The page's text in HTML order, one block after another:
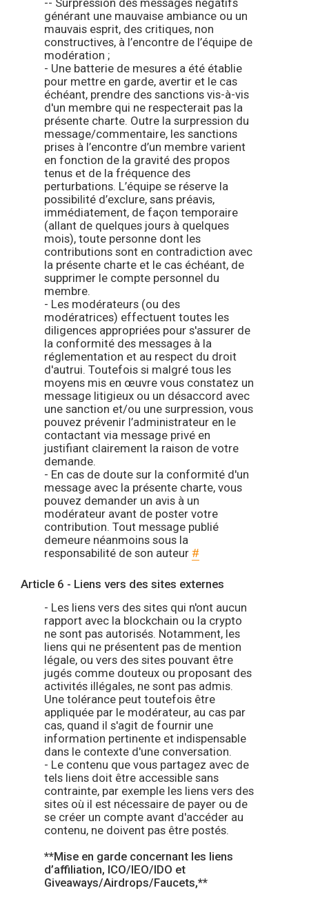
générant une mauvaise ambiance ou un
mauvais esprit, des critiques, non
constructives, à l’encontre de l’équipe de
modération ;
- Une batterie de mesures a été établie
pour mettre en garde, avertir et le cas
échéant, prendre des sanctions vis-à-vis
d'un membre qui ne respecterait pas la
présente charte. Outre la surpression du
message/commentaire, les sanctions
prises à l’encontre d’un membre varient
en fonction de la gravité des propos
tenus et de la fréquence des
perturbations. L’équipe se réserve la
possibilité d’exclure, sans préavis,
immédiatement, de façon temporaire
(allant de quelques jours à quelques
mois), toute personne dont les
contributions sont en contradiction avec
la présente charte et le cas échéant, de
supprimer le compte personnel du
membre.
- Les modérateurs (ou des
modératrices) effectuent toutes les
diligences appropriées pour s'assurer de
la conformité des messages à la
réglementation et au respect du droit
d'autrui. Toutefois si malgré tous les
moyens mis en œuvre vous constatez un
message litigieux ou un désaccord avec
une sanction et/ou une surpression, vous
pouvez prévenir l’administrateur en le
contactant via message privé en
justifiant clairement la raison de votre
demande.
- En cas de doute sur la conformité d'un
message avec la présente charte, vous
pouvez demander un avis à un
modérateur avant de poster votre
contribution. Tout message publié
demeure néanmoins sous la
responsabilité de son auteur #
Article 6 - Liens vers des sites externes
- Les liens vers des sites qui n'ont aucun
rapport avec la blockchain ou la crypto
ne sont pas autorisés. Notamment, les
liens qui ne présentent pas de mention
légale, ou vers des sites pouvant être
jugés comme douteux ou proposant des
activités illégales, ne sont pas admis.
Une tolérance peut toutefois être
appliquée par le modérateur, au cas par
cas, quand il s'agit de fournir une
information pertinente et indispensable
dans le contexte d'une conversation.
- Le contenu que vous partagez avec de
tels liens doit être accessible sans
contrainte, par exemple les liens vers des
sites où il est nécessaire de payer ou de
se créer un compte avant d'accéder au
contenu, ne doivent pas être postés.
**Mise en garde concernant les liens
d’affiliation, ICO/IEO/IDO et
Giveaways/Airdrops/Faucets,**